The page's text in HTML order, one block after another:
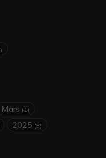
Mars (1)
2025 (3)